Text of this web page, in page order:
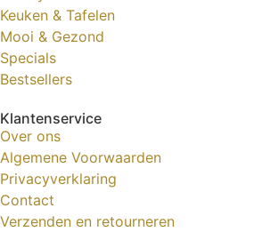
Keuken & Tafelen
Mooi & Gezond
Specials
Bestsellers
Klantenservice
Over ons
Algemene Voorwaarden
Privacyverklaring
Contact
Verzenden en retourneren